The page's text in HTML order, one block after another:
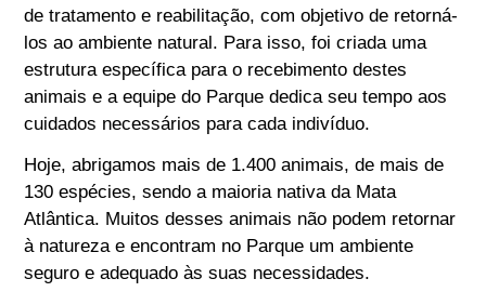
de tratamento e reabilitação, com objetivo de retorná-
los ao ambiente natural. Para isso, foi criada uma
estrutura específica para o recebimento destes
animais e a equipe do Parque dedica seu tempo aos
cuidados necessários para cada indivíduo.
Hoje, abrigamos mais de 1.400 animais, de mais de
130 espécies, sendo a maioria nativa da Mata
Atlântica. Muitos desses animais não podem retornar
à natureza e encontram no Parque um ambiente
seguro e adequado às suas necessidades.